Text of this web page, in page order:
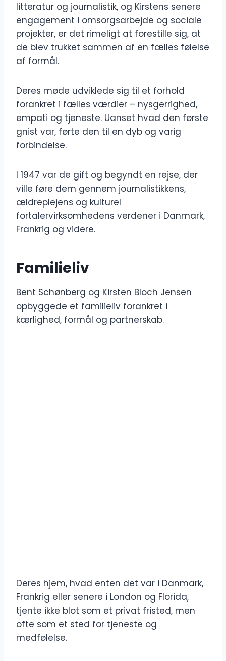
litteratur og journalistik, og Kirstens senere
engagement i omsorgsarbejde og sociale
projekter, er det rimeligt at forestille sig, at
de blev trukket sammen af en fælles følelse
af formål.
Deres møde udviklede sig til et forhold
forankret i fælles værdier – nysgerrighed,
empati og tjeneste. Uanset hvad den første
gnist var, førte den til en dyb og varig
forbindelse.
I 1947 var de gift og begyndt en rejse, der
ville føre dem gennem journalistikkens,
ældreplejens og kulturel
fortalervirksomhedens verdener i Danmark,
Frankrig og videre.
Familieliv
Bent Schønberg og Kirsten Bloch Jensen
opbyggede et familieliv forankret i
kærlighed, formål og partnerskab.
Deres hjem, hvad enten det var i Danmark,
Frankrig eller senere i London og Florida,
tjente ikke blot som et privat fristed, men
ofte som et sted for tjeneste og
medfølelse.